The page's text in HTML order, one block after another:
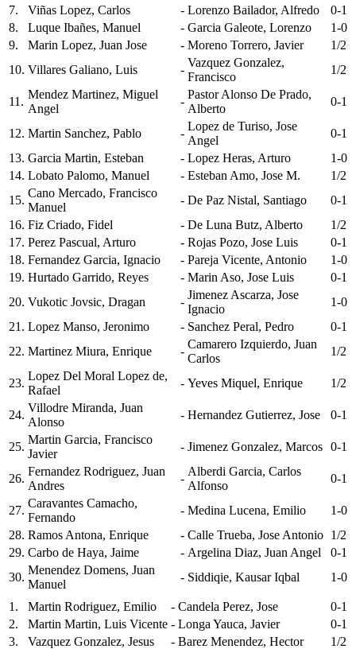
7.
Viñas Lopez, Carlos - Lorenzo Bailador, Alfredo
0-1
8.
Luque Ibañes, Manuel - Garcia Galeote, Lorenzo
1-0
9.
Marin Lopez, Juan Jose - Moreno Torrero, Javier
1/2
10. Villares Galiano, Luis -
Vazquez Gonzalez,
Francisco
1/2
11.
Mendez Martinez, Miguel
Angel
-
Pastor Alonso De Prado,
Alberto
0-1
12. Martin Sanchez, Pablo -
Lopez de Turiso, Jose
Angel
0-1
13. Garcia Martin, Esteban - Lopez Heras, Arturo
1-0
14. Lobato Palomo, Manuel - Esteban Amo, Jose M.
1/2
15.
Cano Mercado, Francisco
Manuel
- De Paz Nistal, Santiago
0-1
16. Fiz Criado, Fidel - De Luna Butz, Alberto
1/2
17. Perez Pascual, Arturo - Rojas Pozo, Jose Luis
0-1
18. Fernandez Garcia, Ignacio - Pareja Vicente, Antonio
1-0
19. Hurtado Garrido, Reyes - Marin Aso, Jose Luis
0-1
20. Vukotic Jovsic, Dragan -
Jimenez Ascarza, Jose
Ignacio
1-0
21. Lopez Manso, Jeronimo - Sanchez Peral, Pedro
0-1
22. Martinez Miura, Enrique -
Camarero Izquierdo, Juan
Carlos
1/2
23.
Lopez Del Moral Lopez de,
Rafael
- Yeves Miquel, Enrique 1/2
24.
Villodre Miranda, Juan
Alonso
- Hernandez Gutierrez, Jose 0-1
25.
Martin Garcia, Francisco
Javier
- Jimenez Gonzalez, Marcos 0-1
26.
Fernandez Rodriguez, Juan
Andres
-
Alberdi Garcia, Carlos
Alfonso
0-1
27.
Caravantes Camacho,
Fernando
- Medina Lucena, Emilio
1-0
28. Ramos Antona, Enrique - Calle Trueba, Jose Antonio 1/2
29. Carbo de Haya, Jaime - Argelina Diaz, Juan Angel
0-1
30.
Menendez Domens, Juan
Manuel
- Siddiqie, Kausar Iqbal 1-0
1. Martin Rodriguez, Emilio - Candela Perez, Jose
0-1
2.
Martin Martin, Luis Vicente - Longa Yauca, Javier
0-1
3.
Vazquez Gonzalez, Jesus - Barez Menendez, Hector
1/2